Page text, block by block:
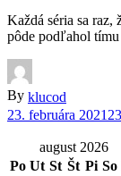
Každá séria sa
pôde podľahol
By klucod
23. februára 2021
august 2026
Po Ut St Št Pi So